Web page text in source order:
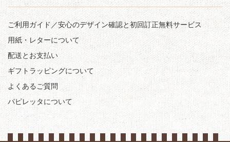
ご利用ガイド／安心のデザイン確認と初回訂正無料サービス
用紙・レターについて
配送とお支払い
ギフトラッピングについて
よくあるご質問
パピレッタについて